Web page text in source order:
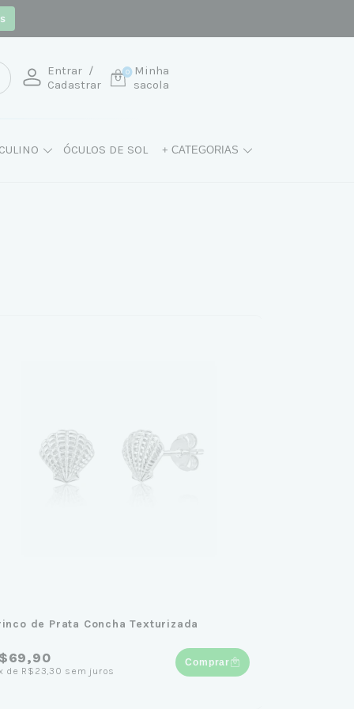
Entrar /
Cadastrar
Minha
sacola
0
ÓCULOS DE SOL + CATEGORIAS
de Prata Concha Texturizada
de R$23,30 sem juros
Comprar